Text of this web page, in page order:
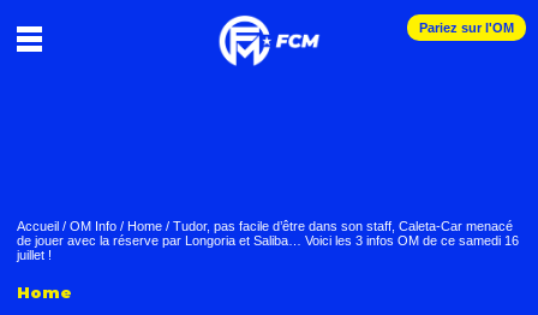
Pariez sur l'OM
Accueil / OM Info / Home / Tudor, pas facile d’être dans son staff, Caleta-Car menacé
de jouer avec la réserve par Longoria et Saliba… Voici les 3 infos OM de ce samedi 16
juillet !
Home